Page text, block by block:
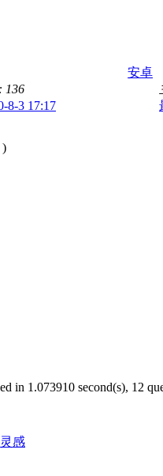
136
8-3 17:17
安卓
)
in 1.073910 second(s), 12
灵感